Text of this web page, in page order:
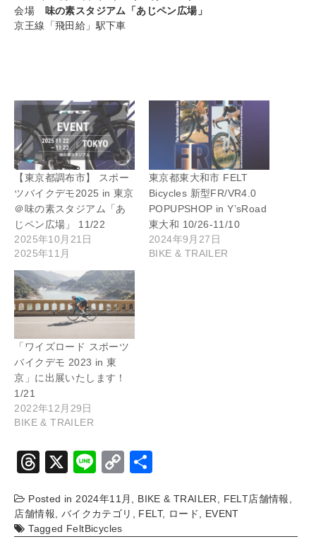
会場
味の素スタジアム「あじペン広場」
京王線「飛田給」駅下車
【東京都調布市】 スポー
ツバイクデモ2025 in 東京
＠味の素スタジアム「あ
じペン広場」 11/22
2025年10月21日
2025年11月
東京都東大和市 FELT
Bicycles 新型FR/VR4.0
POPUPSHOP in Y’sRoad
東大和 10/26-11/10
2024年9月27日
BIKE & TRAILER
「ワイズロード スポーツ
バイクデモ 2023 in 東
京」に出展いたします！
1/21
2022年12月29日
BIKE & TRAILER
T
e
a
X
Li
e
C
p
y
Posted in2024年11月 , BIKE & TRAILER, FELT店舗情報,
店舗情報, バイクカテゴリ , FELT, ロード, EVENT
Tagged FeltBicycles